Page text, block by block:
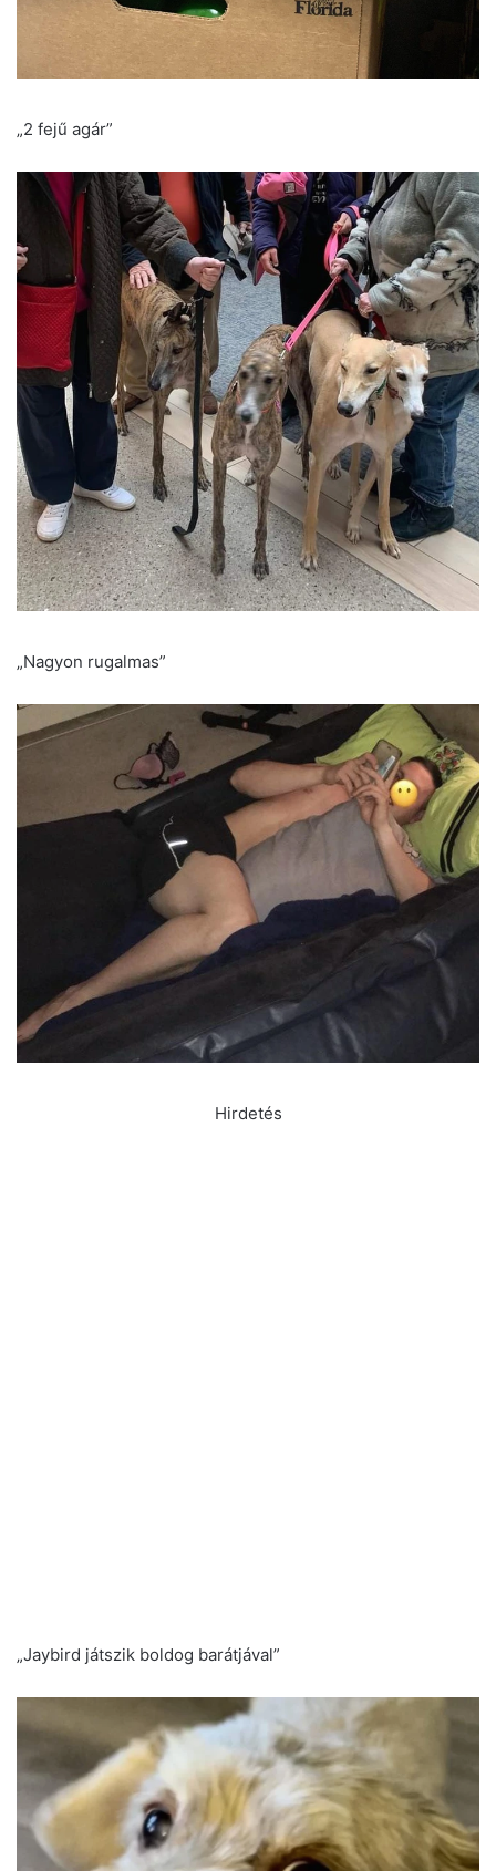
„2 fejű agár”
„Nagyon rugalmas”
Hirdetés
„Jaybird játszik boldog barátjával”